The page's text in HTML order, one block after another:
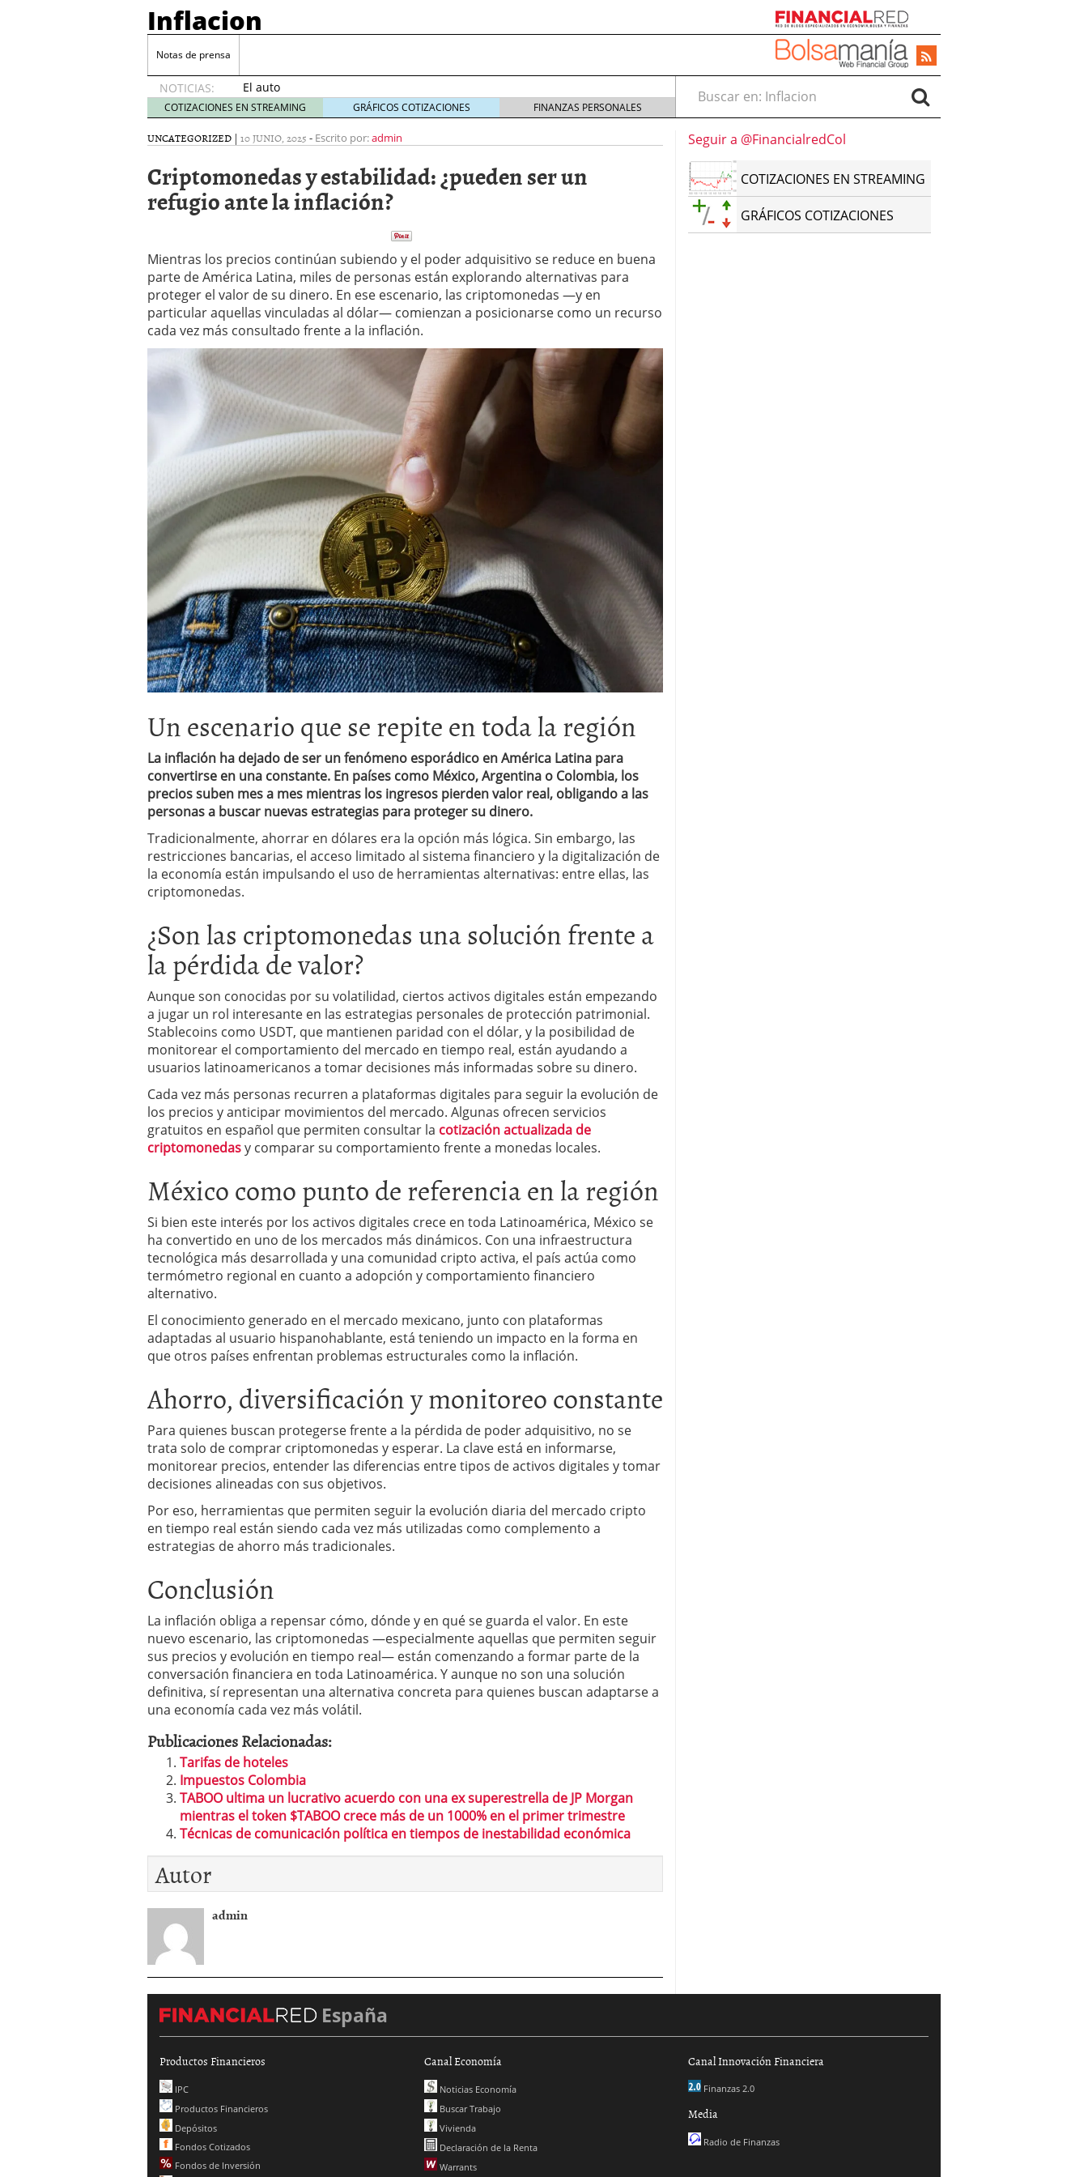
Inflacion
Notas de prensa
NOTICIAS:
​​El auto
como
llave
inesperada
inclusión
financiera
en
El poder del máster en marketing digital en el mundo del headhunting:
cómo transformar la búsqueda de talento septiembre 25, 2025
El poder del máster en marketing digital en el mundo del headhunting:
cómo transformar la búsqueda de talento septiembre 16, 2025
Criptomonedas y estabilidad: ¿pueden ser un refugio ante la inflación?
junio 10, 2025
Instalaciones en Hostelería: La Clave para un Servicio de Calidad
enero 30,
COTIZACIONES EN STREAMING GRÁFICOS COTIZACIONES FINANZAS PERSONALES
Buscar en:
UNCATEGORIZED | 10 JUNIO, 2025 - Escrito por:admin
Criptomonedas y estabilidad: ¿pueden ser un
refugio ante la inflación?
Mientras los precios continúan subiendo y el poder adquisitivo se reduce en buena
parte de América Latina, miles de personas están explorando alternativas para
proteger el valor de su dinero. En ese escenario, las criptomonedas —y en
particular aquellas vinculadas al dólar— comienzan a posicionarse como un recurso
cada vez más consultado frente a la inflación.
Un escenario que se repite en toda la región
La inflación ha dejado de ser un fenómeno esporádico en América Latina para
convertirse en una constante. En países como México, Argentina o Colombia, los
precios suben mes a mes mientras los ingresos pierden valor real, obligando a las
personas a buscar nuevas estrategias para proteger su dinero.
Tradicionalmente, ahorrar en dólares era la opción más lógica. Sin embargo, las
restricciones bancarias, el acceso limitado al sistema financiero y la digitalización de
la economía están impulsando el uso de herramientas alternativas: entre ellas, las
criptomonedas.
¿Son las criptomonedas una solución frente a
la pérdida de valor?
Aunque son conocidas por su volatilidad, ciertos activos digitales están empezando
a jugar un rol interesante en las estrategias personales de protección patrimonial.
Stablecoins como USDT, que mantienen paridad con el dólar, y la posibilidad de
monitorear el comportamiento del mercado en tiempo real, están ayudando a
usuarios latinoamericanos a tomar decisiones más informadas sobre su dinero.
Cada vez más personas recurren a plataformas digitales para seguir la evolución de
los precios y anticipar movimientos del mercado. Algunas ofrecen servicios
gratuitos en español que permiten consultar la cotización actualizada de
criptomonedasy comparar su comportamiento frente a monedas locales.
México como punto de referencia en la región
Si bien este interés por los activos digitales crece en toda Latinoamérica, México se
ha convertido en uno de los mercados más dinámicos. Con una infraestructura
tecnológica más desarrollada y una comunidad cripto activa, el país actúa como
termómetro regional en cuanto a adopción y comportamiento financiero
alternativo.
El conocimiento generado en el mercado mexicano, junto con plataformas
adaptadas al usuario hispanohablante, está teniendo un impacto en la forma en
que otros países enfrentan problemas estructurales como la inflación.
Ahorro, diversificación y monitoreo constante
Para quienes buscan protegerse frente a la pérdida de poder adquisitivo, no se
trata solo de comprar criptomonedas y esperar. La clave está en informarse,
monitorear precios, entender las diferencias entre tipos de activos digitales y tomar
decisiones alineadas con sus objetivos.
Por eso, herramientas que permiten seguir la evolución diaria del mercado cripto
en tiempo real están siendo cada vez más utilizadas como complemento a
estrategias de ahorro más tradicionales.
Conclusión
La inflación obliga a repensar cómo, dónde y en qué se guarda el valor. En este
nuevo escenario, las criptomonedas —especialmente aquellas que permiten seguir
sus precios y evolución en tiempo real— están comenzando a formar parte de la
conversación financiera en toda Latinoamérica. Y aunque no son una solución
definitiva, sí representan una alternativa concreta para quienes buscan adaptarse a
una economía cada vez más volátil.
Publicaciones Relacionadas:
Tarifas de hoteles
Impuestos Colombia
TABOO ultima un lucrativo acuerdo con una ex superestrella de JP Morgan
mientras el token $TABOO crece más de un 1000% en el primer trimestre
Técnicas de comunicación política en tiempos de inestabilidad económica
Autor
admin
Seguir a @FinancialredCol
COTIZACIONES EN STREAMING
GRÁFICOS COTIZACIONES
España
Productos Financieros
IPC
Productos Financieros
Depósitos
Fondos Cotizados
Fondos de Inversión
Canal Economía
Noticias Economía
Buscar Trabajo
Vivienda
Declaración de la Renta
Warrants
Canal Innovación Financiera
Finanzas 2.0
Media
Radio de Finanzas